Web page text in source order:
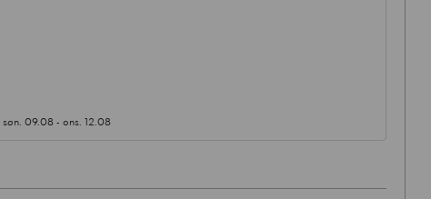
søn. 09.08 - ons. 12.08